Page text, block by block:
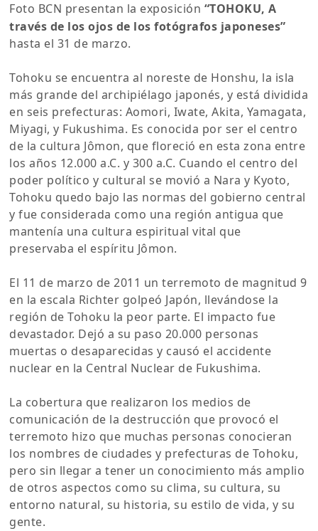
Foto BCN presentan la exposición “TOHOKU, A
través de los ojos de los fotógrafos japoneses”
hasta el 31 de marzo.
Tohoku se encuentra al noreste de Honshu, la isla
más grande del archipiélago japonés, y está dividida
en seis prefecturas: Aomori, Iwate, Akita, Yamagata,
Miyagi, y Fukushima. Es conocida por ser el centro
de la cultura Jômon, que floreció en esta zona entre
los años 12.000 a.C. y 300 a.C. Cuando el centro del
poder político y cultural se movió a Nara y Kyoto,
Tohoku quedo bajo las normas del gobierno central
y fue considerada como una región antigua que
mantenía una cultura espiritual vital que
preservaba el espíritu Jômon.
El 11 de marzo de 2011 un terremoto de magnitud 9
en la escala Richter golpeó Japón, llevándose la
región de Tohoku la peor parte. El impacto fue
devastador. Dejó a su paso 20.000 personas
muertas o desaparecidas y causó el accidente
nuclear en la Central Nuclear de Fukushima.
La cobertura que realizaron los medios de
comunicación de la destrucción que provocó el
terremoto hizo que muchas personas conocieran
los nombres de ciudades y prefecturas de Tohoku,
pero sin llegar a tener un conocimiento más amplio
de otros aspectos como su clima, su cultura, su
entorno natural, su historia, su estilo de vida, y su
gente.